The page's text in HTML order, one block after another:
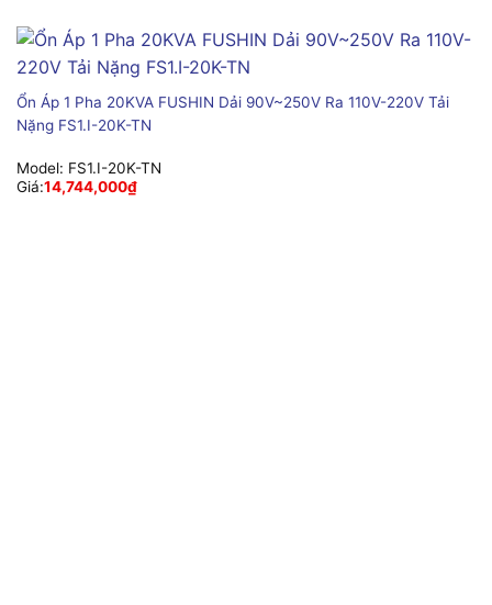
Ổn Áp 1 Pha 20KVA FUSHIN Dải 90V~250V Ra 110V-220V Tải
Nặng FS1.I-20K-TN
Model: FS1.I-20K-TN
Giá:14,744,000₫